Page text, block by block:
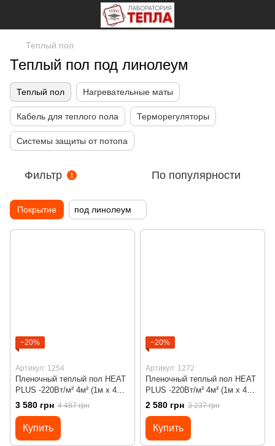
Теплый пол
Теплый пол под линолеум
Теплый пол Нагревательные маты
Кабель для теплого пола Терморегуляторы
Системы защиты от потопа
Фильтр 1 По популярности
Покрытие под линолеум
−20%
Артикул: 1254
Пленочный теплый пол HEAT
PLUS -220Вт/м² 4м² (1м х 4м)/
880Вт под ламинат c
программируемым
терморегулятором Х45
3 580 грн 4 487 грн
Купить
−20%
Артикул: 1272
Пленочный теплый пол HEAT
PLUS -220Вт/м² 4м² (1м х 4м)/
880Вт под ламинат с
механическим
терморегулятором RTC 70
2 580 грн 3 237 грн
Купить